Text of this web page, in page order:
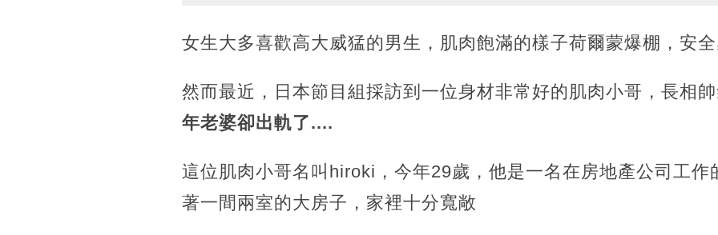
女生大多喜歡高大威猛的男生，肌肉飽滿的樣子荷爾蒙爆棚，安
然而最近，日本節目組採訪到一位身材非常好的肌肉小哥，長相
年老婆卻出軌了....
這位肌肉小哥名叫hiroki，今年29歲，他是一名在房地產公司工作
著一間兩室的大房子，家裡十分寬敞